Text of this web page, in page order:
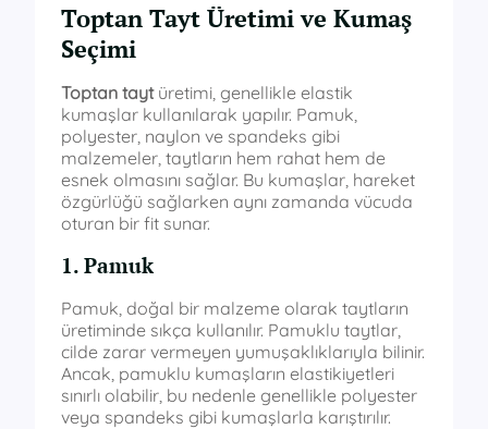
Toptan Tayt Üretimi ve Kumaş
Seçimi
Toptan taytüretimi, genellikle elastik
kumaşlar kullanılarak yapılır. Pamuk,
polyester, naylon ve spandeks gibi
malzemeler, taytların hem rahat hem de
esnek olmasını sağlar. Bu kumaşlar, hareket
özgürlüğü sağlarken aynı zamanda vücuda
oturan bir fit sunar.
1. Pamuk
Pamuk, doğal bir malzeme olarak taytların
üretiminde sıkça kullanılır. Pamuklu taytlar,
cilde zarar vermeyen yumuşaklıklarıyla bilinir.
Ancak, pamuklu kumaşların elastikiyetleri
sınırlı olabilir, bu nedenle genellikle polyester
veya spandeks gibi kumaşlarla karıştırılır.